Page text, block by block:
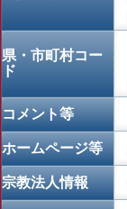
県・市町村コー
ド
コメント等
ホームページ等
宗教法人情報